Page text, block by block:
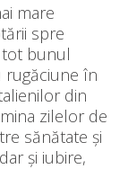
mare
spre
bunul
rugăciune în
din
zilelor de
sănătate și
și iubire,